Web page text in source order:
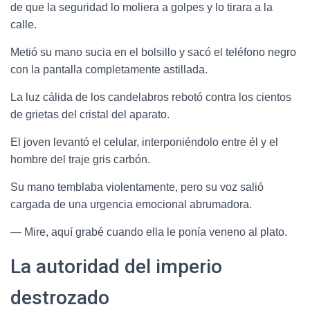
de que la seguridad lo moliera a golpes y lo tirara a la
calle.
Metió su mano sucia en el bolsillo y sacó el teléfono negro
con la pantalla completamente astillada.
La luz cálida de los candelabros rebotó contra los cientos
de grietas del cristal del aparato.
El joven levantó el celular, interponiéndolo entre él y el
hombre del traje gris carbón.
Su mano temblaba violentamente, pero su voz salió
cargada de una urgencia emocional abrumadora.
— Mire, aquí grabé cuando ella le ponía veneno al plato.
La autoridad del imperio
destrozado